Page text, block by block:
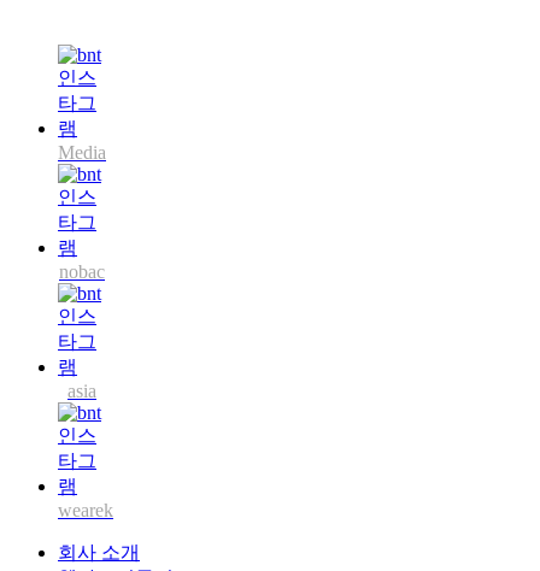
Media
nobac
asia
wearek
회사 소개